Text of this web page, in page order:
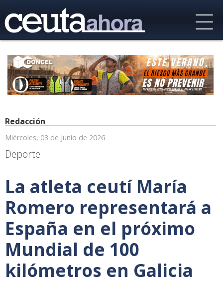
Redacción
Miércoles, 03 de Junio de 2026
Deporte
La atleta ceutí María
Romero representará a
España en el próximo
Mundial de 100
kilómetros en Galicia